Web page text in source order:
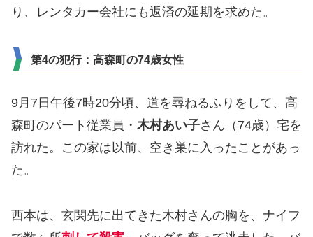
り、レンタカー会社にも返済の延期を求めた。
第4の犯行：高森町の74歳女性
9月7日午後7時20分頃、道を尋ねるふりをして、高
森町のパート従業員・ 木村あい子さん（74歳）宅を
訪れた。この家は以前、空き巣に入ったことがあっ
た。
西本は、玄関先に出てきた木村さんの胸を、ナイフ